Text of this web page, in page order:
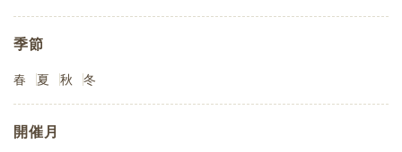
季節
春 夏 秋 冬
開催月